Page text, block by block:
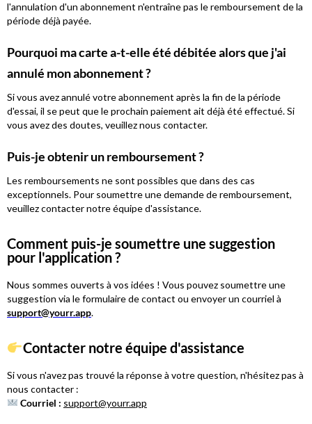
l'annulation d'un abonnement n'entraîne pas le remboursement de la
période déjà payée.
Pourquoi ma carte a-t-elle été débitée alors que j'ai
annulé mon abonnement ?
Si vous avez annulé votre abonnement après la fin de la période
d'essai, il se peut que le prochain paiement ait déjà été effectué. Si
vous avez des doutes, veuillez nous contacter.
Puis-je obtenir un remboursement ?
Les remboursements ne sont possibles que dans des cas
exceptionnels. Pour soumettre une demande de remboursement,
veuillez contacter notre équipe d'assistance.
Comment puis-je soumettre une suggestion
pour l'application ?
Nous sommes ouverts à vos idées ! Vous pouvez soumettre une
suggestion via le formulaire de contact ou envoyer un courriel à
support@yourr.app.
Contacter notre équipe d'assistance
Si vous n'avez pas trouvé la réponse à votre question, n'hésitez pas à
nous contacter :
Courriel : support@yourr.app